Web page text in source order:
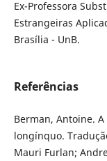
Ex-Professora
Estrangeiras
Brasília - UnB.
Referências
Berman, Antoine.
longínquo.
Mauri Furlan;